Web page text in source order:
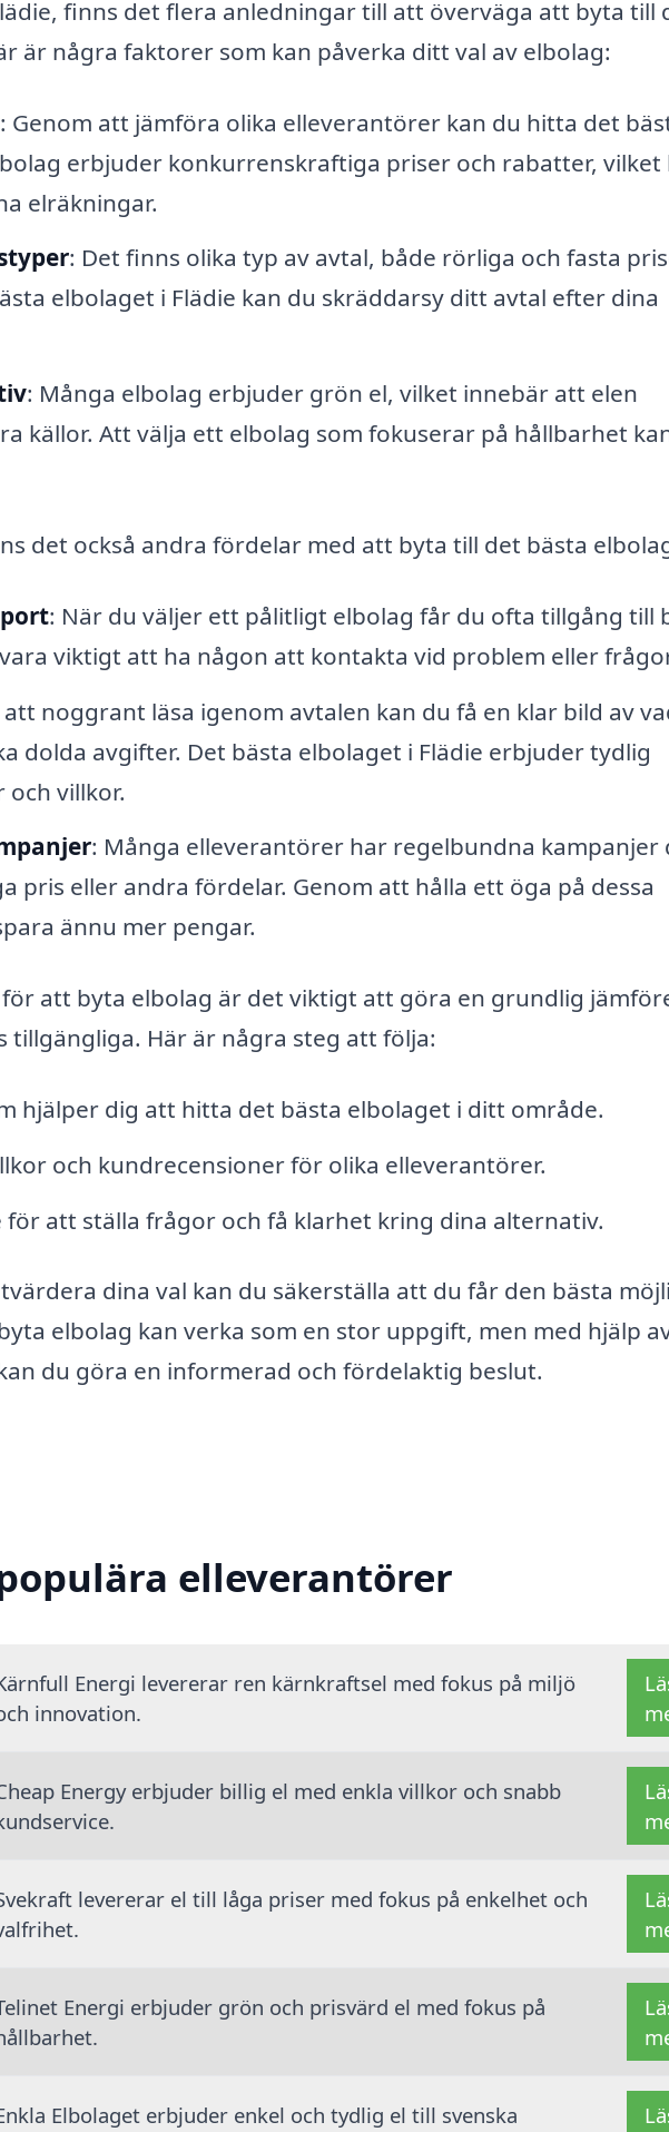
finns det flera anledningar till att överväga att byta till
är några faktorer som kan påverka ditt val av elbolag:
: Genom att jämföra olika elleverantörer kan du hitta det
erbjuder konkurrenskraftiga priser och rabatter, vilket
elräkningar.
: Det finns olika typ av avtal, både rörliga och fasta
elbolaget i Flädie kan du skräddarsy ditt avtal efter dina
: Många elbolag erbjuder grön el, vilket innebär att elen
källor. Att välja ett elbolag som fokuserar på hållbarhet
det också andra fördelar med att byta till det bästa
: När du väljer ett pålitligt elbolag får du ofta tillgång till
viktigt att ha någon att kontakta vid problem eller
noggrant läsa igenom avtalen kan du få en klar bild av
dolda avgifter. Det bästa elbolaget i Flädie erbjuder tydlig
villkor.
: Många elleverantörer har regelbundna kampanjer
pris eller andra fördelar. Genom att hålla ett öga på dessa
ännu mer pengar.
att byta elbolag är det viktigt att göra en grundlig
tillgängliga. Här är några steg att följa:
hjälper dig att hitta det bästa elbolaget i ditt område.
och kundrecensioner för olika elleverantörer.
för att ställa frågor och få klarhet kring dina alternativ.
dina val kan du säkerställa att du får den bästa
elbolag kan verka som en stor uppgift, men med hjälp
du göra en informerad och fördelaktig beslut.
elleverantörer
Energi levererar ren kärnkraftsel med fokus på miljö
innovation.
Energy erbjuder billig el med enkla villkor och snabb
levererar el till låga priser med fokus på enkelhet och
Energi erbjuder grön och prisvärd el med fokus på
Elbolaget erbjuder enkel och tydlig el till svenska